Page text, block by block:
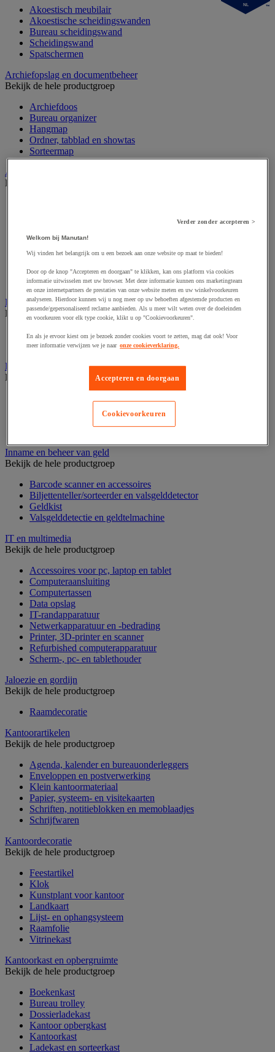
Akoestisch meubilair
Akoestische scheidingswanden
Bureau scheidingswand
Scheidingswand
Spatschermen
Archiefopslag en documentbeheer
Bekijk de hele productgroep
Archiefdoos
Bureau organizer
Hangmap
Ordner, tabblad en showtas
Sorteermap
Audiovisueel
Bekijk de hele productgroep
Dynamisch en interactief weergavesysteem
Fotocamera, videocamera en verrekijker
Projectie en videoprojectie-apparatuur
Studioverlichting en accessoires
Tv, dvd-speler en Blu-ray
Bewegwijzering en aanduidingsborden
Bekijk de hele productgroep
Deurnaambord
Pictogram
Folderrek en -houder
Bekijk de hele productgroep
Inname en beheer van geld
Bekijk de hele productgroep
Barcode scanner en accessoires
Biljettenteller/sorteerder en valsgelddetector
Geldkist
Valsgelddetectie en geldtelmachine
IT en multimedia
Bekijk de hele productgroep
Accessoires voor pc, laptop en tablet
Computeraansluiting
Computertassen
Data opslag
IT-randapparatuur
Netwerkapparatuur en -bedrading
Printer, 3D-printer en scanner
Refurbished computerapparatuur
Scherm-, pc- en tablethouder
Jaloezie en gordijn
Bekijk de hele productgroep
Raamdecoratie
Kantoorartikelen
Bekijk de hele productgroep
Agenda, kalender en bureauonderleggers
Enveloppen en postverwerking
Klein kantoormateriaal
Papier, systeem- en visitekaarten
Schriften, notitieblokken en memoblaadjes
Schrijfwaren
Kantoordecoratie
Bekijk de hele productgroep
Feestartikel
Klok
Kunstplant voor kantoor
Landkaart
Lijst- en ophangsysteem
Raamfolie
Vitrinekast
Kantoorkast en opbergruimte
Bekijk de hele productgroep
Boekenkast
Bureau trolley
Dossierladekast
Kantoor opbergkast
Kantoorkast
Ladekast en sorteerkast
NL
Verder zonder accepteren >
Welkom bij Manutan!
Wij vinden het belangrijk om u een bezoek aan onze website op maat te bieden!
Door op de knop "Accepteren en doorgaan" te klikken, kan ons platform via cookies
informatie uitwisselen met uw browser. Met deze informatie kunnen ons marketingteam
en onze internetpartners de prestaties van onze website meten en uw winkelvoorkeuren
analyseren. Hierdoor kunnen wij u nog meer op uw behoeften afgestemde producten en
passende/gepersonaliseerd reclame aanbieden. Als u meer wilt weten over de doeleinden
en voorkeuren voor elk type cookie, klikt u op "Cookievoorkeuren".
En als je ervoor kiest om je bezoek zonder cookies voort te zetten, mag dat ook! Voor
meer informatie verwijzen we je naar onze cookieverklaring.
Accepteren en doorgaan
Cookievoorkeuren